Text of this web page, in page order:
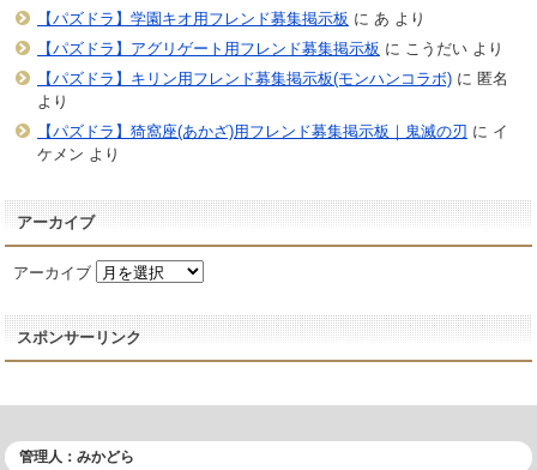
【パズドラ】学園キオ用フレンド募集掲示板 に あ より
【パズドラ】アグリゲート用フレンド募集掲示板 に こうだいより
【パズドラ】キリン用フレンド募集掲示板(モンハンコラボ)に 匿名
より
【パズドラ】猗窩座(あかざ)用フレンド募集掲示板｜鬼滅の刃 に イ
ケメン より
アーカイブ
アーカイブ
スポンサーリンク
管理人：みかどら